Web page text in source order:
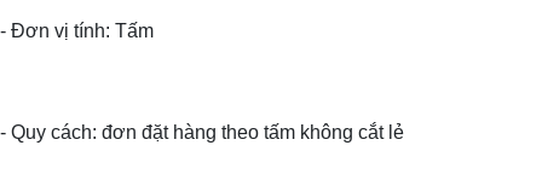
- Đơn vị tính: Tấm
- Quy cách: đơn đặt hàng theo tấm không cắt lẻ